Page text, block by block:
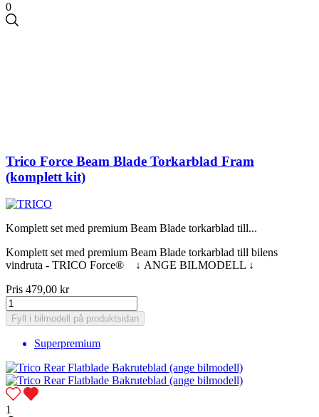
0
Trico Force Beam Blade Torkarblad Fram
(komplett kit)
Komplett set med premium Beam Blade torkarblad till...
Komplett set med premium Beam Blade torkarblad till bilens
vindruta - TRICO Force® ↓ ANGE BILMODELL ↓
Pris 479,00 kr
Fyll i bilmodell på produktsidan
Superpremium
1